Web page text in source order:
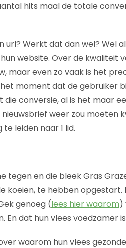
hits maal de totale
url? Werkt dat dan wel? Wel
website. Over de kwaliteit
maar even zo vaak is het
moment dat de gebruiker
conversie, al is het maar
nieuwsbrief weer zou moeten
leiden naar 1 lid.
tegen en die bleek Gras
koeien, te hebben opgestart.
genoeg (lees hier waarom)
dat hun vlees voedzamer is
waarom hun vlees